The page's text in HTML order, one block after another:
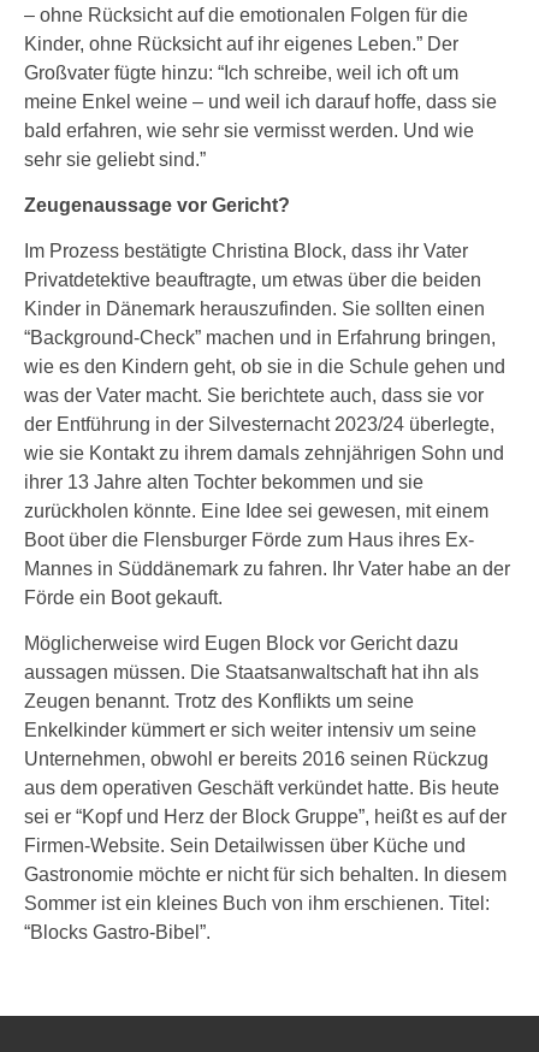
– ohne Rücksicht auf die emotionalen Folgen für die
Kinder, ohne Rücksicht auf ihr eigenes Leben.” Der
Großvater fügte hinzu: “Ich schreibe, weil ich oft um
meine Enkel weine – und weil ich darauf hoffe, dass sie
bald erfahren, wie sehr sie vermisst werden. Und wie
sehr sie geliebt sind.”
Zeugenaussage vor Gericht?
Im Prozess bestätigte Christina Block, dass ihr Vater
Privatdetektive beauftragte, um etwas über die beiden
Kinder in Dänemark herauszufinden. Sie sollten einen
“Background-Check” machen und in Erfahrung bringen,
wie es den Kindern geht, ob sie in die Schule gehen und
was der Vater macht. Sie berichtete auch, dass sie vor
der Entführung in der Silvesternacht 2023/24 überlegte,
wie sie Kontakt zu ihrem damals zehnjährigen Sohn und
ihrer 13 Jahre alten Tochter bekommen und sie
zurückholen könnte. Eine Idee sei gewesen, mit einem
Boot über die Flensburger Förde zum Haus ihres Ex-
Mannes in Süddänemark zu fahren. Ihr Vater habe an der
Förde ein Boot gekauft.
Möglicherweise wird Eugen Block vor Gericht dazu
aussagen müssen. Die Staatsanwaltschaft hat ihn als
Zeugen benannt. Trotz des Konflikts um seine
Enkelkinder kümmert er sich weiter intensiv um seine
Unternehmen, obwohl er bereits 2016 seinen Rückzug
aus dem operativen Geschäft verkündet hatte. Bis heute
sei er “Kopf und Herz der Block Gruppe”, heißt es auf der
Firmen-Website. Sein Detailwissen über Küche und
Gastronomie möchte er nicht für sich behalten. In diesem
Sommer ist ein kleines Buch von ihm erschienen. Titel:
“Blocks Gastro-Bibel”.